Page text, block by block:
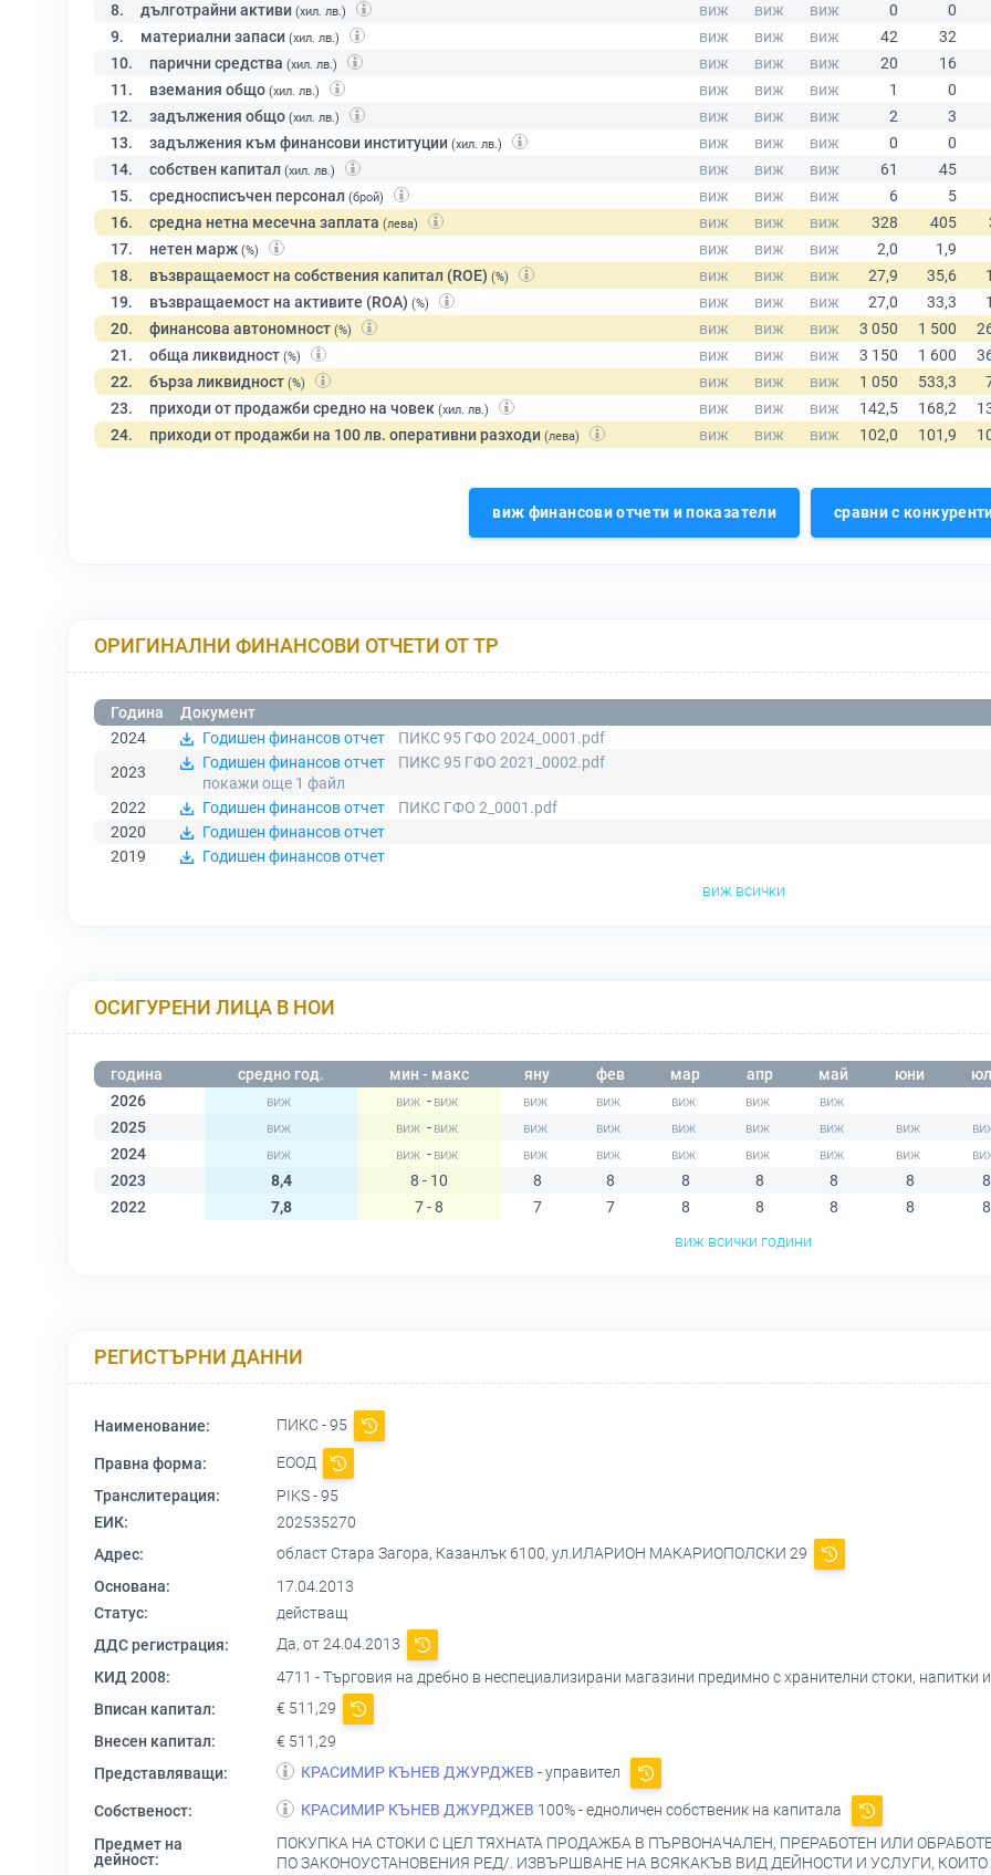
8. дълготрайни активи (хил. лв.)
9. материални запаси (хил. лв.)
10. парични средства (хил. лв.)
11. вземания общо (хил. лв.)
12. задължения общо (хил. лв.)
13. задължения към финансови институции (хил. лв.)
14. собствен капитал (хил. лв.)
15. средносписъчен персонал (брой)
16. средна нетна месечна заплата (лева)
17. нетен марж (%)
18. възвращаемост на собствения капитал (ROE) (%)
19. възвращаемост на активите (ROA) (%)
20. финансова автономност (%)
21. обща ликвидност (%)
22. бърза ликвидност (%)
23. приходи от продажби средно на човек (хил. лв.)
24. приходи от продажби на 100 лв. оперативни разходи (лева)
виж финансови отчети и показатели сравни с
ОРИГИНАЛНИ ФИНАНСОВИ ОТЧЕТИ ОТ ТР
Година
Документ
2024
Годишен финансов отчет
ПИКС 95 ГФО 2024_0001.pdf
2023
Годишен финансов отчет
ПИКС 95 ГФО 2021_0002.pdf
покажи още 1 файл
2022
Годишен финансов отчет
ПИКС ГФО 2_0001.pdf
2020
Годишен финансов отчет
2019
Годишен финансов отчет
виж всички
ОСИГУРЕНИ ЛИЦА В НОИ
година средно год. мин - макс яну фев мар апр май юни
2026
-
2025
-
2024
-
2023
8,4 8 - 10 8 8 8 8 8 8
8
2022
7,8 7 - 8 7 7 8 8 8 8
8
виж всички години
РЕГИСТЪРНИ ДАННИ
Наименование: ПИКС - 95
Правна форма:
ЕООД
Транслитерация:
PIKS - 95
ЕИК:
202535270
Адрес:
област Стара Загора, Казанлък 6100, ул.ИЛАРИОН МАКАРИОПОЛСКИ 29
Основана:
17.04.2013
Статус:
действащ
ДДС регистрация:
Да, от 24.04.2013
КИД 2008:
4711 - Търговия на дребно в неспециализирани магазини предимно с хранителни стоки, напитки
Вписан капитал:
€ 511,29
Внесен капитал:
€ 511,29
Представляващи:
КРАСИМИР КЪНЕВ ДЖУРДЖЕВ - управител
Собственост: КРАСИМИР КЪНЕВ ДЖУРДЖЕВ 100% - едноличен собственик на капитала
Предмет на
дейност:
ПОКУПКА НА СТОКИ С ЦЕЛ ТЯХНАТА ПРОДАЖБА В ПЪРВОНАЧАЛЕН, ПРЕРАБОТЕН ИЛИ
ПО ЗАКОНОУСТАНОВЕНИЯ РЕД/. ИЗВЪРШВАНЕ НА ВСЯКАКЪВ ВИД ДЕЙНОСТИ И УСЛУГИ,